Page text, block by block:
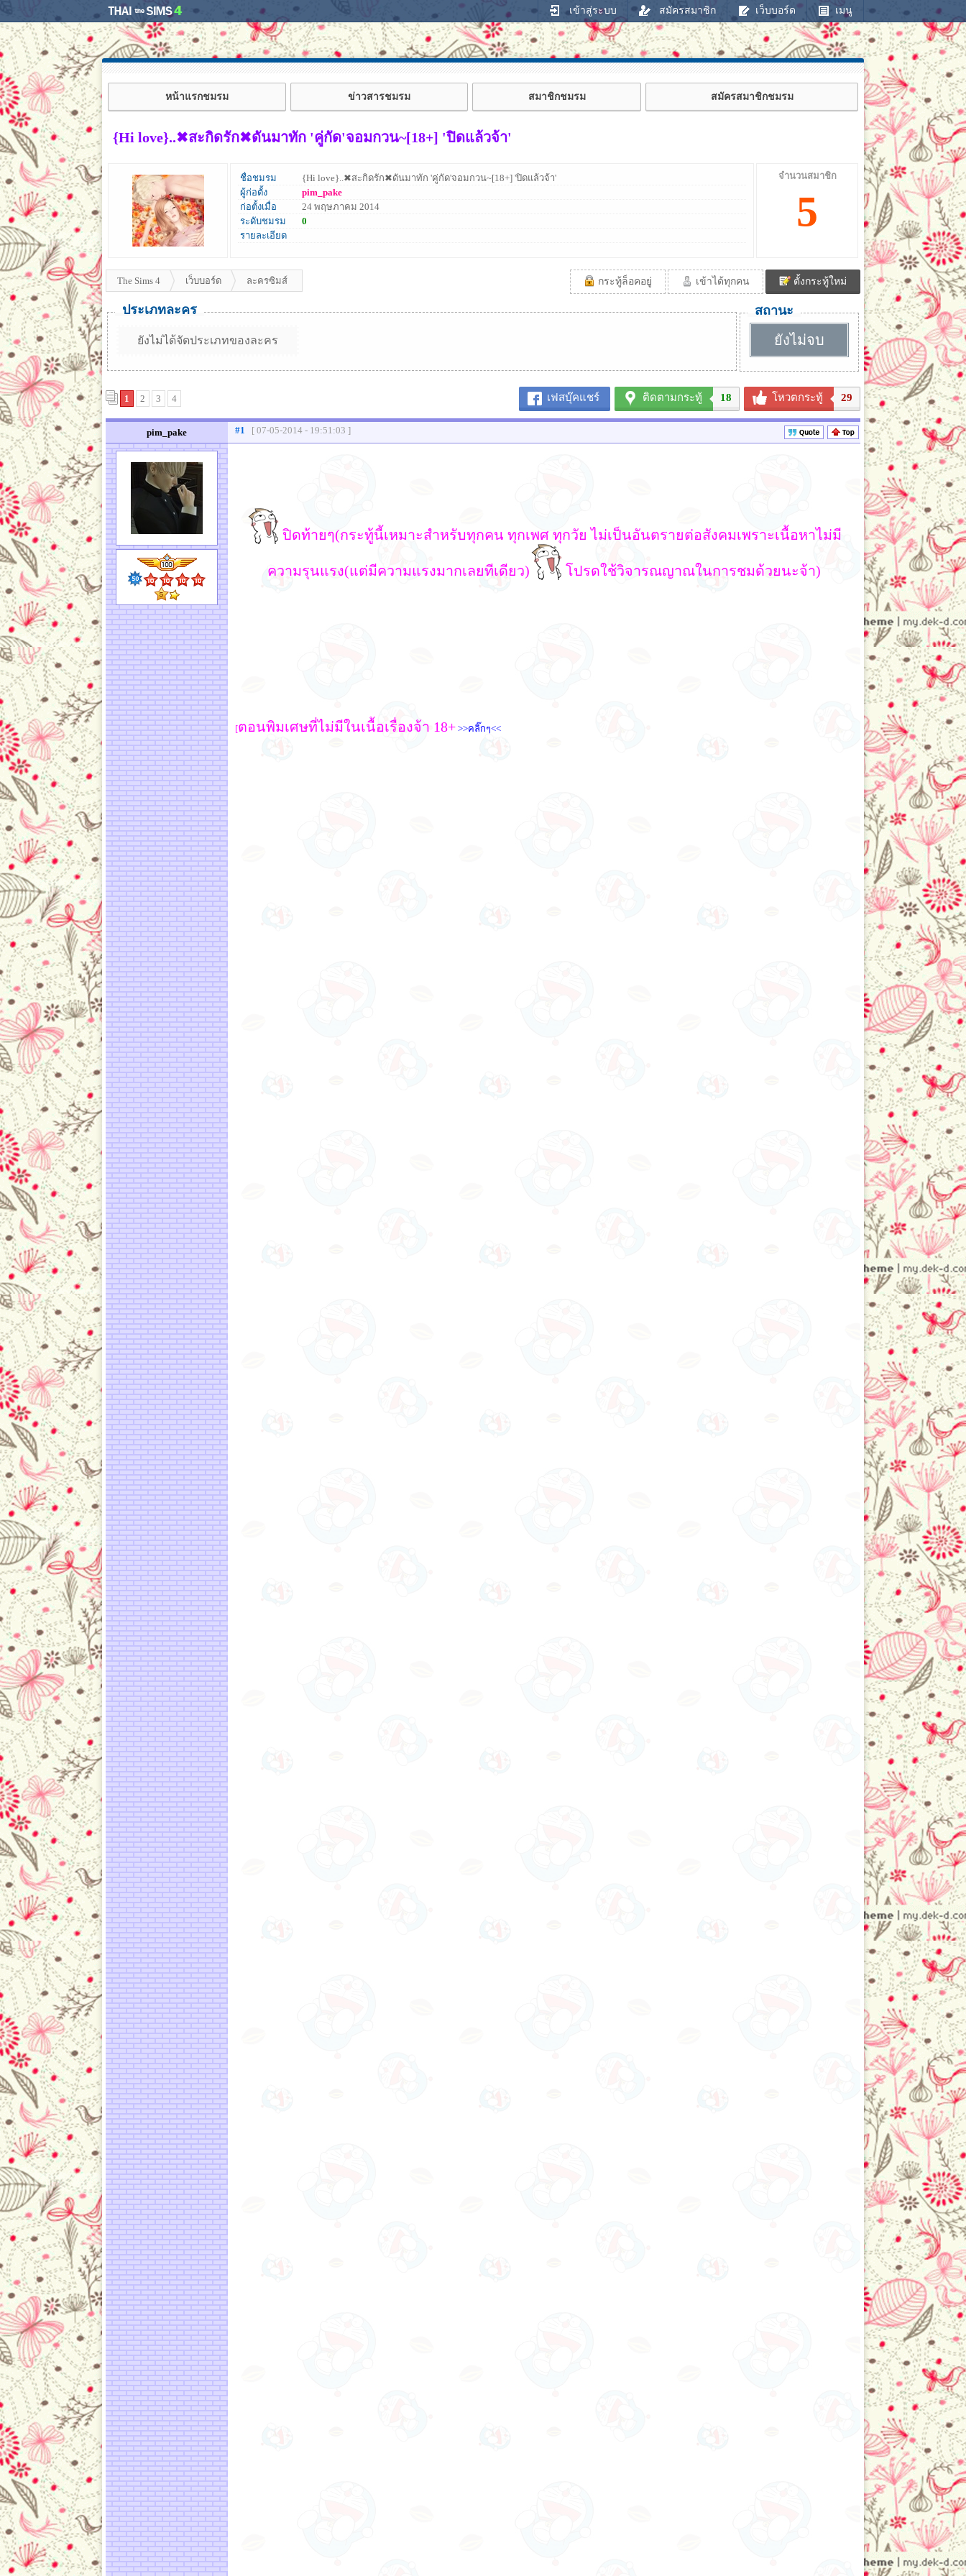
เข้าสู่ระบบ สมัครสมาชิก เว็บบอร์ด เมนู
หน้าแรกชมรม ข่าวสารชมรม สมาชิกชมรม สมัครสมาชิกชมรม
{Hi love}..✖สะกิดรัก✖ดันมาทัก 'คู่กัด'จอมกวน~[18+] 'ปิดแล้วจ้า'
ชื่อชมรม
{Hi love}..✖สะกิดรัก✖ดันมาทัก 'คู่กัด'จอมกวน~[18+] 'ปิดแล้วจ้า'
ผู้ก่อตั้ง
pim_pake
ก่อตั้งเมื่อ
24 พฤษภาคม 2014
ระดับชมรม
0
รายละเอียด
จำนวนสมาชิก
5
The Sims 4 เว็บบอร์ด ละครซิมส์ กระทู้ล็อคอยู่ เข้าได้ทุกคน ตั้งกระทู้ใหม่
ประเภทละคร
ยังไม่ได้จัดประเภทของละคร
สถานะ
ยังไม่จบ
เฟสบุ๊คแชร์ ติดตามกระทู้ 18 โหวตกระทู้ 29
1 2 3 4
pim_pake #1 [ 07-05-2014 - 19:51:03 ]
ปิดท้ายๆ(กระทู้นี้เหมาะสำหรับทุกคน ทุกเพศ ทุกวัย ไม่เป็นอันตรายต่อสังคมเพราะเนื้อหาไม่มี
ความรุนแรง(แต่มีความแรงมากเลยทีเดียว) โปรดใช้วิจารณญาณในการชมด้วยนะจ้า)
[ตอนพิมเศษที่ไม่มีในเนื้อเรื่องจ้า 18+ >>คลิ๊กๆ<<